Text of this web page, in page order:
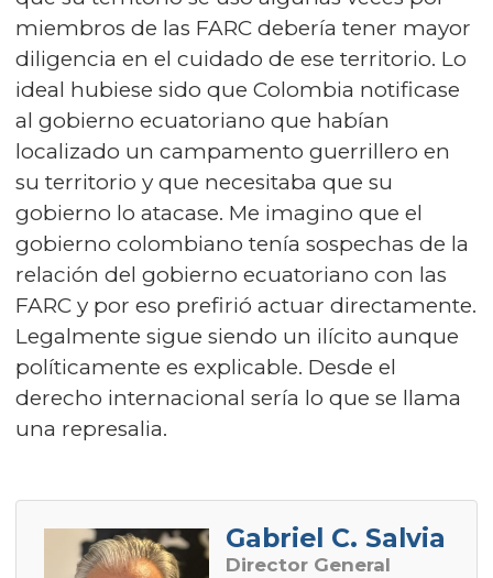
miembros de las FARC debería tener mayor
diligencia en el cuidado de ese territorio. Lo
ideal hubiese sido que Colombia notificase
al gobierno ecuatoriano que habían
localizado un campamento guerrillero en
su territorio y que necesitaba que su
gobierno lo atacase. Me imagino que el
gobierno colombiano tenía sospechas de la
relación del gobierno ecuatoriano con las
FARC y por eso prefirió actuar directamente.
Legalmente sigue siendo un ilícito aunque
políticamente es explicable. Desde el
derecho internacional sería lo que se llama
una represalia.
Gabriel C. Salvia
Director General